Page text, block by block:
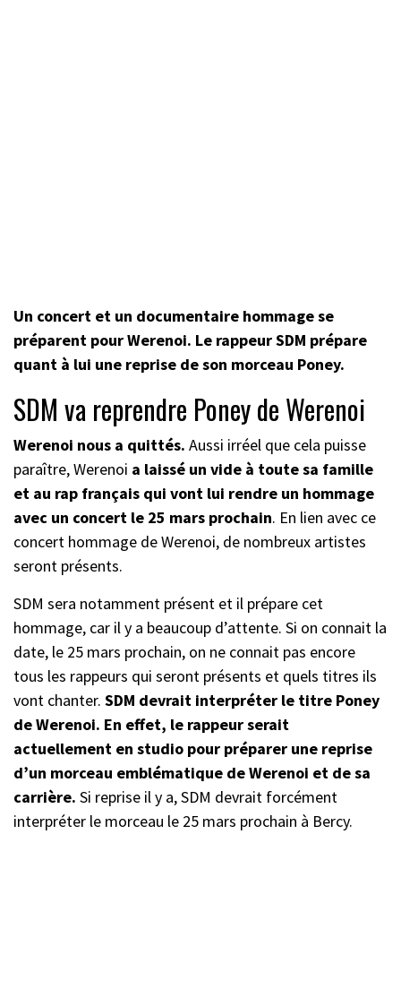
Un concert et un documentaire hommage se
préparent pour Werenoi. Le rappeur SDM prépare
quant à lui une reprise de son morceau Poney.
SDM va reprendre Poney de Werenoi
Werenoi nous a quittés. Aussi irréel que cela puisse
paraître, Werenoi a laissé un vide à toute sa famille
et au rap français qui vont lui rendre un hommage
avec un concert le 25 mars prochain. En lien avec ce
concert hommage de Werenoi, de nombreux artistes
seront présents.
SDM sera notamment présent et il prépare cet
hommage, car il y a beaucoup d’attente. Si on connait la
date, le 25 mars prochain, on ne connait pas encore
tous les rappeurs qui seront présents et quels titres ils
vont chanter. SDM devrait interpréter le titre Poney
de Werenoi. En effet, le rappeur serait
actuellement en studio pour préparer une reprise
d’un morceau emblématique de Werenoi et de sa
carrière. Si reprise il y a, SDM devrait forcément
interpréter le morceau le 25 mars prochain à Bercy.